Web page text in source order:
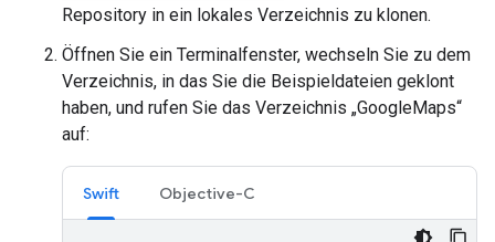
Repository in ein lokales Verzeichnis zu klonen.
Öffnen Sie ein Terminalfenster, wechseln Sie zu dem
Verzeichnis, in das Sie die Beispieldateien geklont
haben, und rufen Sie das Verzeichnis „GoogleMaps“
auf:
Swift Objective-C